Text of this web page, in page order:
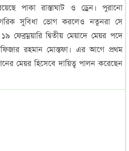
পাকা রাস্তাঘাট ও ড্রেন। পুরানো
সুবিধা ভোগ করলেও নতুনরা সে
ফেব্রম্নয়ারি দ্বিতীয় মেয়াদে মেয়র পদে
রহমান মোস্তফা। এর আগে প্রথম
মেয়র হিসেবে দায়িত্ব পালন করেছেন